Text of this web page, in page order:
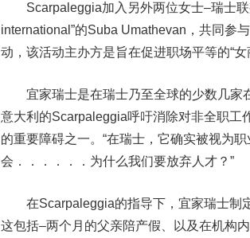
Scarpaleggia加入另外两位女士–瑞士联
international”的Suba Umathevan，共同参
动，该活动主办方是旨在促进职场平等的“女
宜家瑞士是在瑞士乃至全球的少数几家
意大利的Scarpaleggia呼吁消除对非全职工
的重要障碍之一。“在瑞士，它确实被视为
会．．．．．．为什么我们要放弃人才？”
在Scarpaleggia的指导下，宜家瑞士制定
这包括–两个月的父亲陪产假、以及在机构